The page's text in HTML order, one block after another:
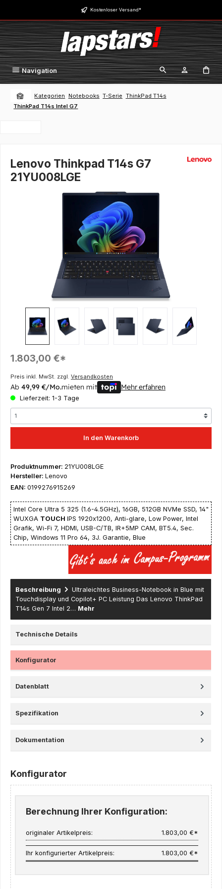
Zum Hauptinhalt springen Kostenloser Versand*
Navigation
Kategorien Notebooks T-Serie ThinkPad T14s
ThinkPad T14s Intel G7
Lenovo Thinkpad T14s G7
21YU008LGE
Bildergalerie überspringen
Regulärer Preis:
1.803,00 €*
Preis inkl. MwSt. zzgl. Versandkosten
Ab 49,99 €/Mo.mieten mit Mehr erfahren
Lieferzeit: 1-3 Tage
In den Warenkorb
Produktnummer: 21YU008LGE
Hersteller: Lenovo
EAN: 0199276915269
Intel Core Ultra 5 325 (1.6-4.5GHz), 16GB, 512GB NVMe SSD, 14"
WUXGA TOUCH IPS 1920x1200, Anti-glare, Low Power, Intel
Grafik, Wi-Fi 7, HDMI, USB-C/TB, IR+5MP CAM, BT5.4, Sec.
Chip, Windows 11 Pro 64, 3J. Garantie, Blue
Beschreibung
Ultraleichtes Business-Notebook in Blue mit
Touchdisplay und Copilot+ PC Leistung Das Lenovo ThinkPad
T14s Gen 7 Intel 2… Mehr
Technische Details
Konfigurator
Datenblatt
Spezifikation
Dokumentation
Konfigurator
Berechnung Ihrer Konfiguration:
originaler Artikelpreis: 1.803,00 €*
Ihr konfigurierter Artikelpreis: 1.803,00 €*